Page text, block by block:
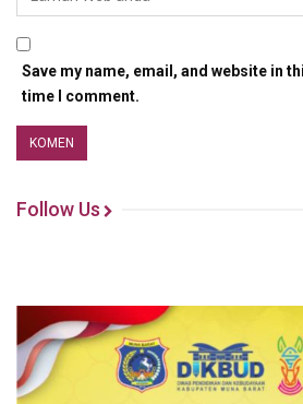
Save my name, email, and website in
time I comment.
Follow Us